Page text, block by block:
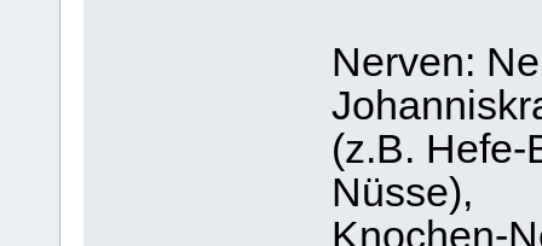
Nerven:
(z.B. Hefe-
Nüsse),
Knochen-